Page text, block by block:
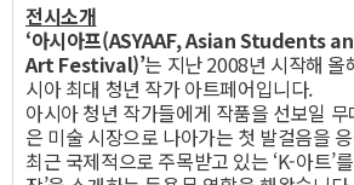
전시소개
‘아시아프(ASYAAF, Asian Students
Art Festival)’는 지난 2008년 시작해 올
시아 최대 청년 작가 아트페어입니다.
아시아 청년 작가들에게 작품을 선보일
은 미술 시장으로 나아가는 첫 발걸음을
최근 국제적으로 주목받고 있는 ‘K-아트’